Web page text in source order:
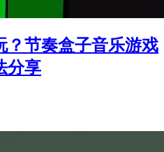
？节奏盒子音乐游戏
分享